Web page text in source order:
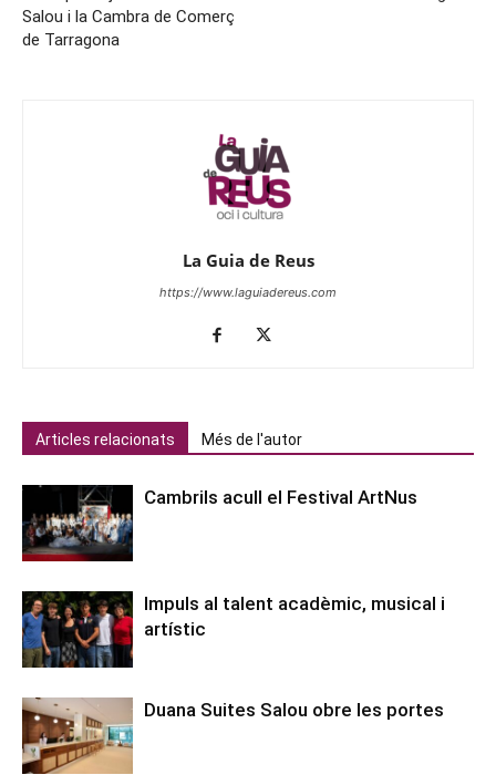
Salou i la Cambra de Comerç
de Tarragona
La Guia de Reus
https://www.laguiadereus.com
Articles relacionats Més de l'autor
Cambrils acull el Festival ArtNus
Impuls al talent acadèmic, musical i
artístic
Duana Suites Salou obre les portes